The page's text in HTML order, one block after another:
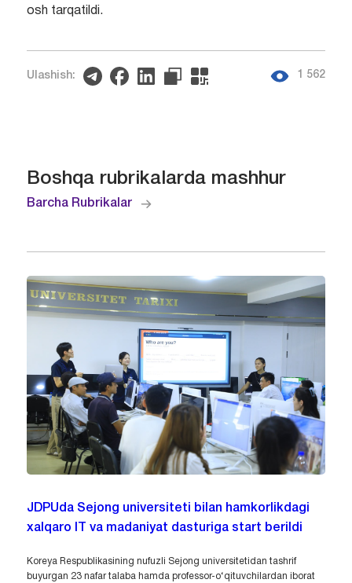
osh tarqatildi.
Ulashish: 1 562
Boshqa rubrikalarda mashhur
Barcha Rubrikalar
JDPUda Sejong universiteti bilan hamkorlikdagi
xalqaro IT va madaniyat dasturiga start berildi
Koreya Respublikasining nufuzli Sejong universitetidan tashrif
buyurgan 23 nafar talaba hamda professor-o‘qituvchilardan iborat